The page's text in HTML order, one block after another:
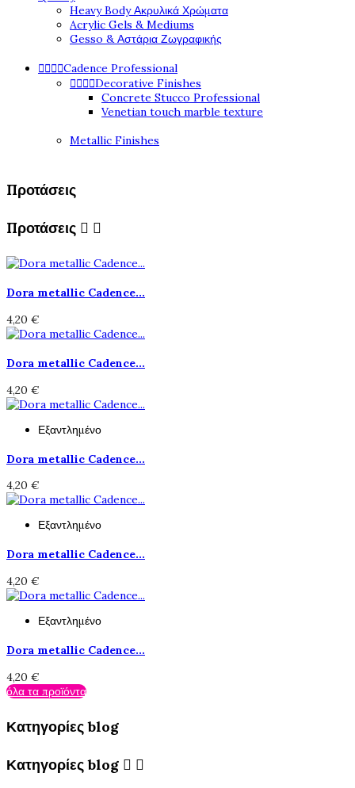
Heavy Body Ακρυλικά Χρώματα
Acrylic Gels & Mediums
Gesso & Αστάρια Ζωγραφικής
Cadence Professional
Decorative Finishes
Concrete Stucco Professional
Venetian touch marble texture
Metallic Finishes
Προτάσεις
Προτάσεις  
Dora metallic Cadence...
4,20 €
Dora metallic Cadence...
4,20 €
Εξαντλημένο
Dora metallic Cadence...
4,20 €
Εξαντλημένο
Dora metallic Cadence...
4,20 €
Εξαντλημένο
Dora metallic Cadence...
4,20 €
όλα τα προϊόντα
Κατηγορίες blog
Κατηγορίες blog  